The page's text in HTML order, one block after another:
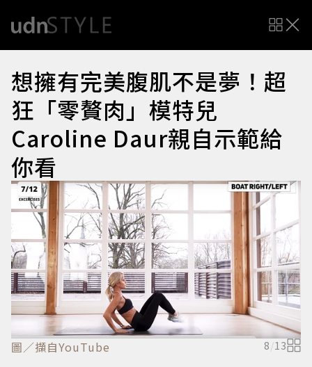
想擁有完美腹肌不是夢！超
狂「零贅肉」模特兒
Caroline Daur親自示範給
你看
圖／擷自YouTube 8/13